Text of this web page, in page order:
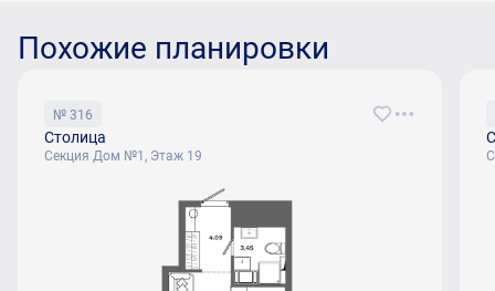
Похожие планировки
№ 316
Столица
Секция Дом №1, Этаж 19